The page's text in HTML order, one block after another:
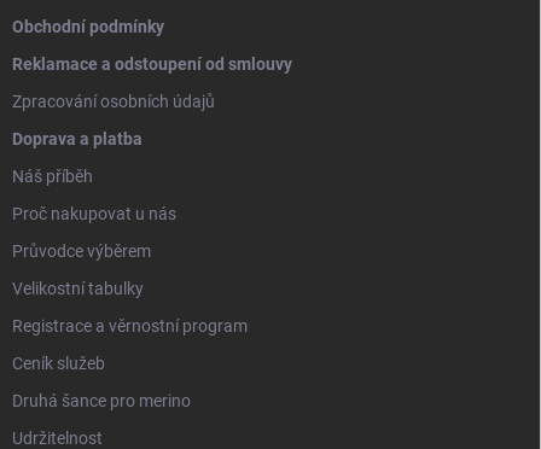
Obchodní podmínky
Reklamace a odstoupení od smlouvy
Zpracování osobních údajů
Doprava a platba
Náš příběh
Proč nakupovat u nás
Průvodce výběrem
Velikostní tabulky
Registrace a věrnostní program
Ceník služeb
Druhá šance pro merino
Udržitelnost